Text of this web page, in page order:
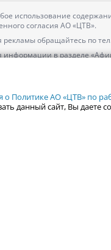
использование
согласия АО «ЦТВ».
обращайтесь по тел.
информации в разделе
Политике АО «ЦТВ» по
данный сайт, Вы даете